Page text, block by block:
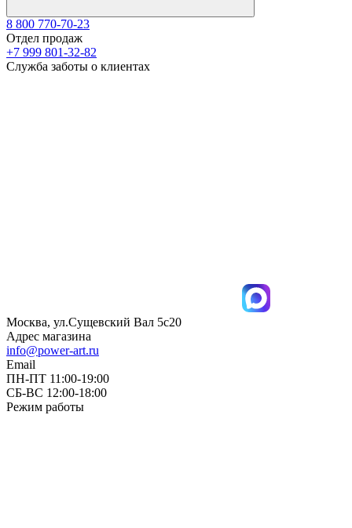
8 800 770-70-23
Отдел продаж
+7 999 801-32-82
Служба заботы о клиентах
Москва, ул.Сущевский Вал 5с20
Адрес магазина
info@power-art.ru
Email
ПН-ПТ 11:00-19:00
СБ-ВС 12:00-18:00
Режим работы